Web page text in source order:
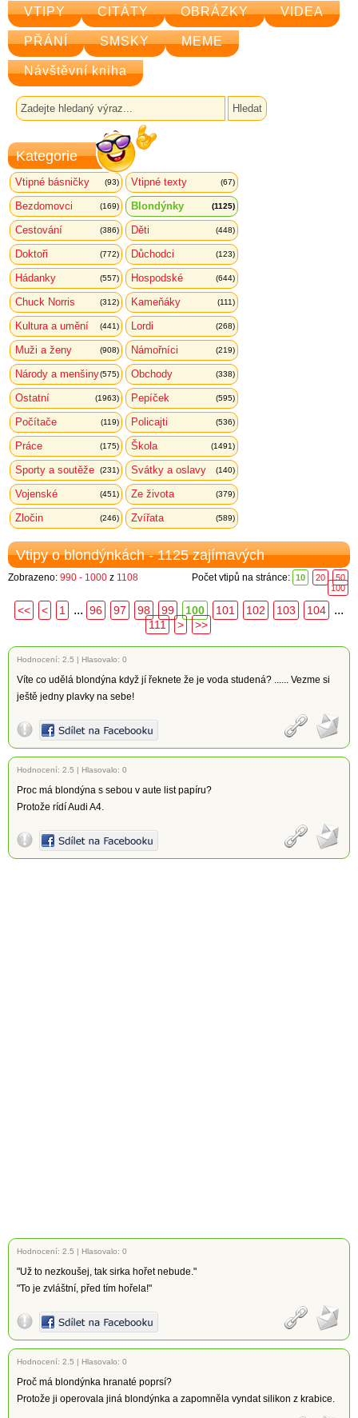
VTIPY CITÁTY OBRÁZKY VIDEA
PŘÁNÍ SMSKY MEME
Návštěvní kniha
Kategorie
Vtipné básničky (93) Vtipné texty (67)
Bezdomovci (169) Blondýnky (1125)
Cestování (386) Děti (448)
Doktoři (772) Důchodci (123)
Hádanky (557) Hospodské (644)
Chuck Norris (312) Kameňáky (111)
Kultura a umění (441) Lordi (268)
Muži a ženy (908) Námořníci (219)
Národy a menšiny(575) Obchody (338)
Ostatní (1963) Pepíček (595)
Počítače (119) Policajti (536)
Práce (175) Škola (1491)
Sporty a soutěže (231) Svátky a oslavy (140)
Vojenské (451) Ze života (379)
Zločin (246) Zvířata (589)
Vtipy o blondýnkách - 1125 zajímavých
Zobrazeno: 990 - 1000 z 1108 Počet vtipů na stránce: 10 20
50
100
<< < 1 ... 96 97 98 99 100 101 102 103 104 ...
111 > >>
Hodnocení: 2.5 | Hlasovalo: 0
Víte co udělá blondýna když jí řeknete že je voda studená? ...... Vezme si
ještě jedny plavky na sebe!
Hodnocení: 2.5 | Hlasovalo: 0
Proc má blondýna s sebou v aute list papíru?
Protože rídí Audi A4.
Hodnocení: 2.5 | Hlasovalo: 0
"Už to nezkoušej, tak sirka hořet nebude."
"To je zvláštní, před tím hořela!"
Hodnocení: 2.5 | Hlasovalo: 0
Proč má blondýnka hranaté poprsí?
Protože ji operovala jiná blondýnka a zapomněla vyndat silikon z krabice.